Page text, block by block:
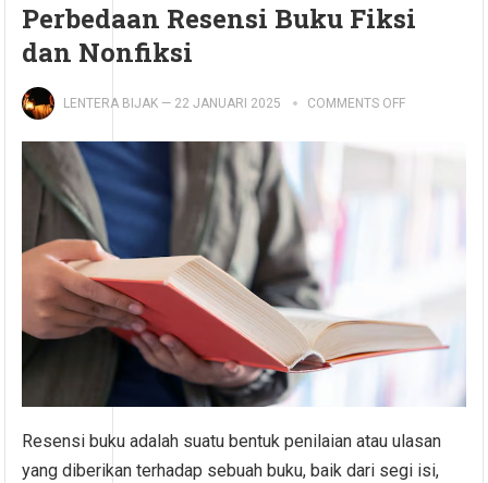
Perbedaan Resensi Buku Fiksi
dan Nonfiksi
LENTERA BIJAK — 22 JANUARI 2025 COMMENTS OFF
Resensi buku adalah suatu bentuk penilaian atau ulasan
yang diberikan terhadap sebuah buku, baik dari segi isi,